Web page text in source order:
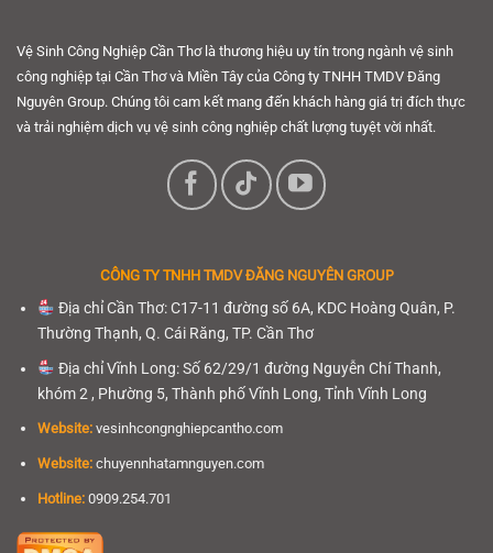
Vệ Sinh Công Nghiệp Cần Thơ là thương hiệu uy tín trong ngành vệ sinh
công nghiệp tại Cần Thơ và Miền Tây của Công ty TNHH TMDV Đăng
Nguyên Group. Chúng tôi cam kết mang đến khách hàng giá trị đích thực
và trải nghiệm dịch vụ vệ sinh công nghiệp chất lượng tuyệt vời nhất.
CÔNG TY TNHH TMDV ĐĂNG NGUYÊN GROUP
Địa chỉ Cần Thơ: C17-11 đường số 6A, KDC Hoàng Quân, P.
Thường Thạnh, Q. Cái Răng, TP. Cần Thơ
Địa chỉ Vĩnh Long: Số 62/29/1 đường Nguyễn Chí Thanh,
khóm 2 , Phường 5, Thành phố Vĩnh Long, Tỉnh Vĩnh Long
Website: vesinhcongnghiepcantho.com
Website: chuyennhatamnguyen.com
Hotline: 0909.254.701